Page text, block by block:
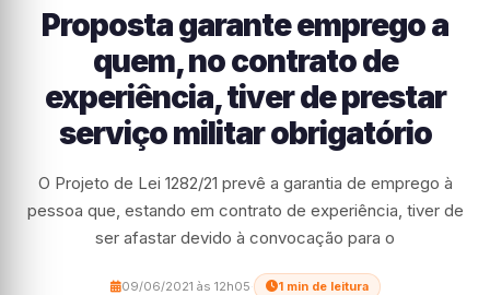
Proposta garante emprego a
quem, no contrato de
experiência, tiver de prestar
serviço militar obrigatório
O Projeto de Lei 1282/21 prevê a garantia de emprego à
pessoa que, estando em contrato de experiência, tiver de
ser afastar devido à convocação para o
09/06/2021 às 12h05 1 min de leitura